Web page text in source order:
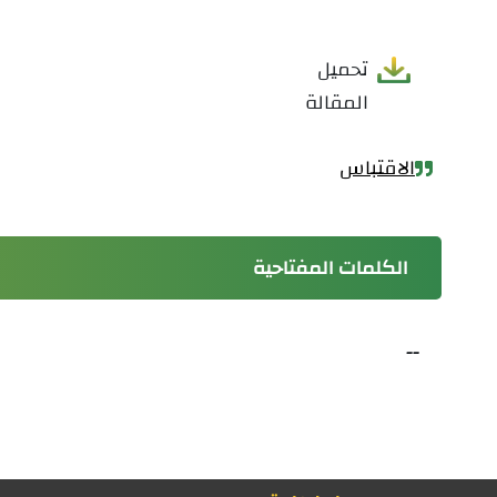
تحميل
المقالة
الاقتباس
الكلمات المفتاحية
--